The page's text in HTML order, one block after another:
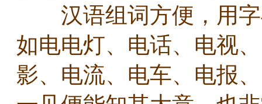
汉语组词方便，用字
如电电灯、电话、电视
影、电流、电车、电报